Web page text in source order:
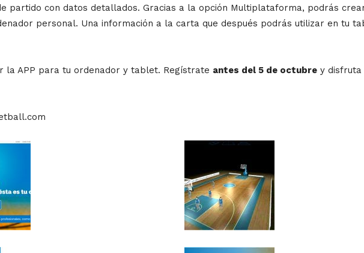
partido con datos detallados. Gracias a la opción Multiplataforma, podrás
personal. Una información a la carta que después podrás utilizar en tu
la APP para tu ordenador y tablet. Regístrate antes del 5 de octubrey disfruta